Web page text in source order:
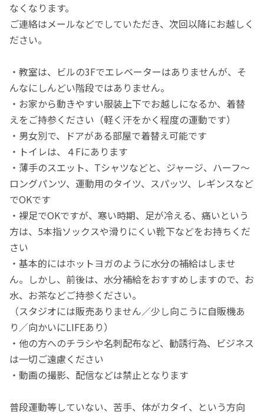
なくなります。
ご連絡はメールなどでしていただき、次回以降にお越しく
ださい。
・教室は、ビルの3Fでエレベーターはありませんが、そ
んなにしんどい階段ではありません。
・お家から動きやすい服装上下でお越しになるか、着替
えをご持参ください（軽く汗をかく程度の運動です）
・男女別で、ドアがある部屋で着替え可能です
・トイレは、４Fにあります
・薄手のスエット、Tシャツなどと、ジャージ、ハーフ〜
ロングパンツ、運動用のタイツ、スパッツ、レギンスなど
でOKです
・裸足でOKですが、寒い時期、足が冷える、痛いという
方は、5本指ソックスや滑りにくい靴下などをお持ちくだ
さい
・基本的にはホットヨガのように水分の補給はしませ
ん。しかし、前後は、水分補給をおすすめしますので、お
水、お茶などご持参ください。
（スタジオには販売ありません／少し向こうに自販機あ
り／向かいにLIFEあり）
・他の方へのチラシや名刺配布など、勧誘行為、ビジネス
は一切ご遠慮ください
・動画の撮影、配信などは禁止となります
普段運動等していない、苦手、体がカタイ、という方向